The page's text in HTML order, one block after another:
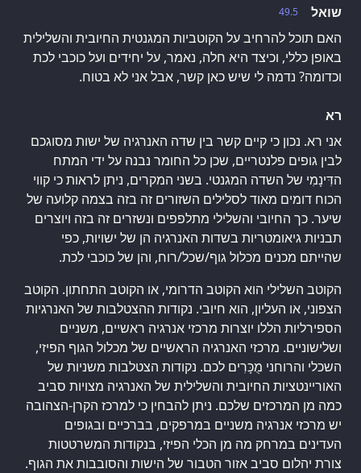
49.5
שואל
האם תוכל להרחיב על הקוטביות המגנטית החיובית והשלילית
באופן כללי, וכיצד היא חלה, נאמר, על יחידים ועל כוכבי לכת
וכדומה? נדמה לי שיש כאן קשר, אבל אני לא בטוח.
רא
אני רא. נכון כי קיים קשר בין שדה האנרגיה של ישות מסוגכם
לבין גופים פלנטריים, שכן כל החומר נבנה על ידי המתח
הדִּינָמִי של השדה המגנטי. בשני המקרים, ניתן לראות כי קווי
הכוח דומים מאוד לסלילים השזורים זה בזה בצמה קלועה של
שיער. כך החיובי והשלילי מתלפפים ונשזרים זה בזה ויוצרים
תבניות גיאומטריות בשדות האנרגיה הן של ישויות, כפי
שהייתם מכנים מכלול גוף/שכל/רוח, והן של כוכבי לכת.
הקוטב השלילי הוא הקוטב הדרומי, או הקוטב התחתון. הקוטב
הצפוני, או העליון, הוא חיובי. נקודות ההצטלבות של האנרגיות
הספירליות הללו יוצרות מרכזי אנרגיה ראשיים, משניים
ושלישוניים. מרכזי האנרגיה הראשיים של מכלול הגוף הפיזי,
השכלי והרוחני מֻכָּרִים לכם. נקודות הצטלבות משניות של
האוריינטציות החיובית והשלילית של האנרגיה מצויות סביב
כמה מן המרכזים שלכם. ניתן להבחין כי למרכז הקרן-הצהובה
יש מרכזי אנרגיה משניים במרפקים, בברכיים ובגופים
העדינים במרחק מה מן הכלי הפיזי, בנקודות המשרטטות
צורת יהלום סביב אזור הטבור של הישות והסובבות את הגוף.